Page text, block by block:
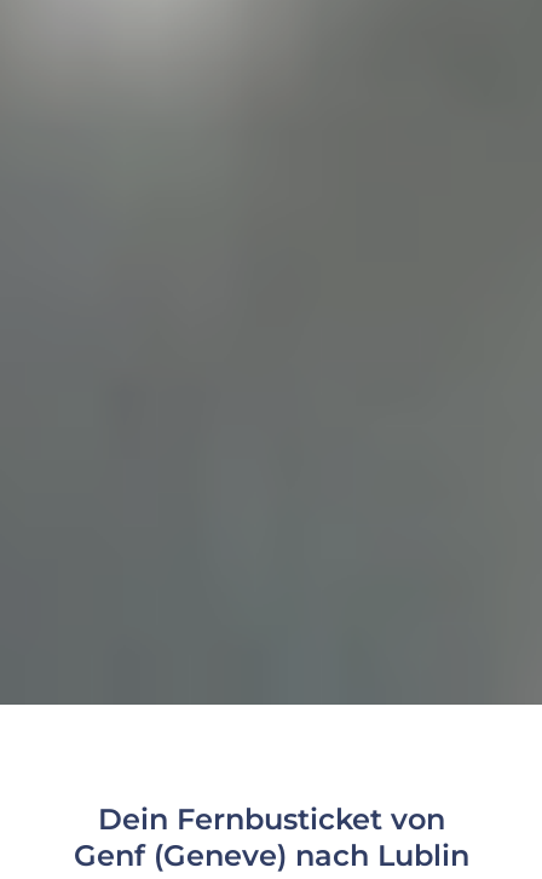
Dein Fernbusticket von
Genf (Geneve) nach Lublin